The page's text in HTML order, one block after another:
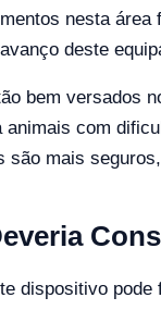
nesta
deste
bem versados
animais com
são mais
dispositivo